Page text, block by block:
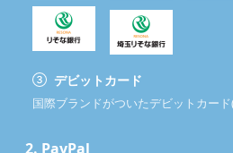
デビットカード
国際ブランドがついたデビットカード
2. PayPal